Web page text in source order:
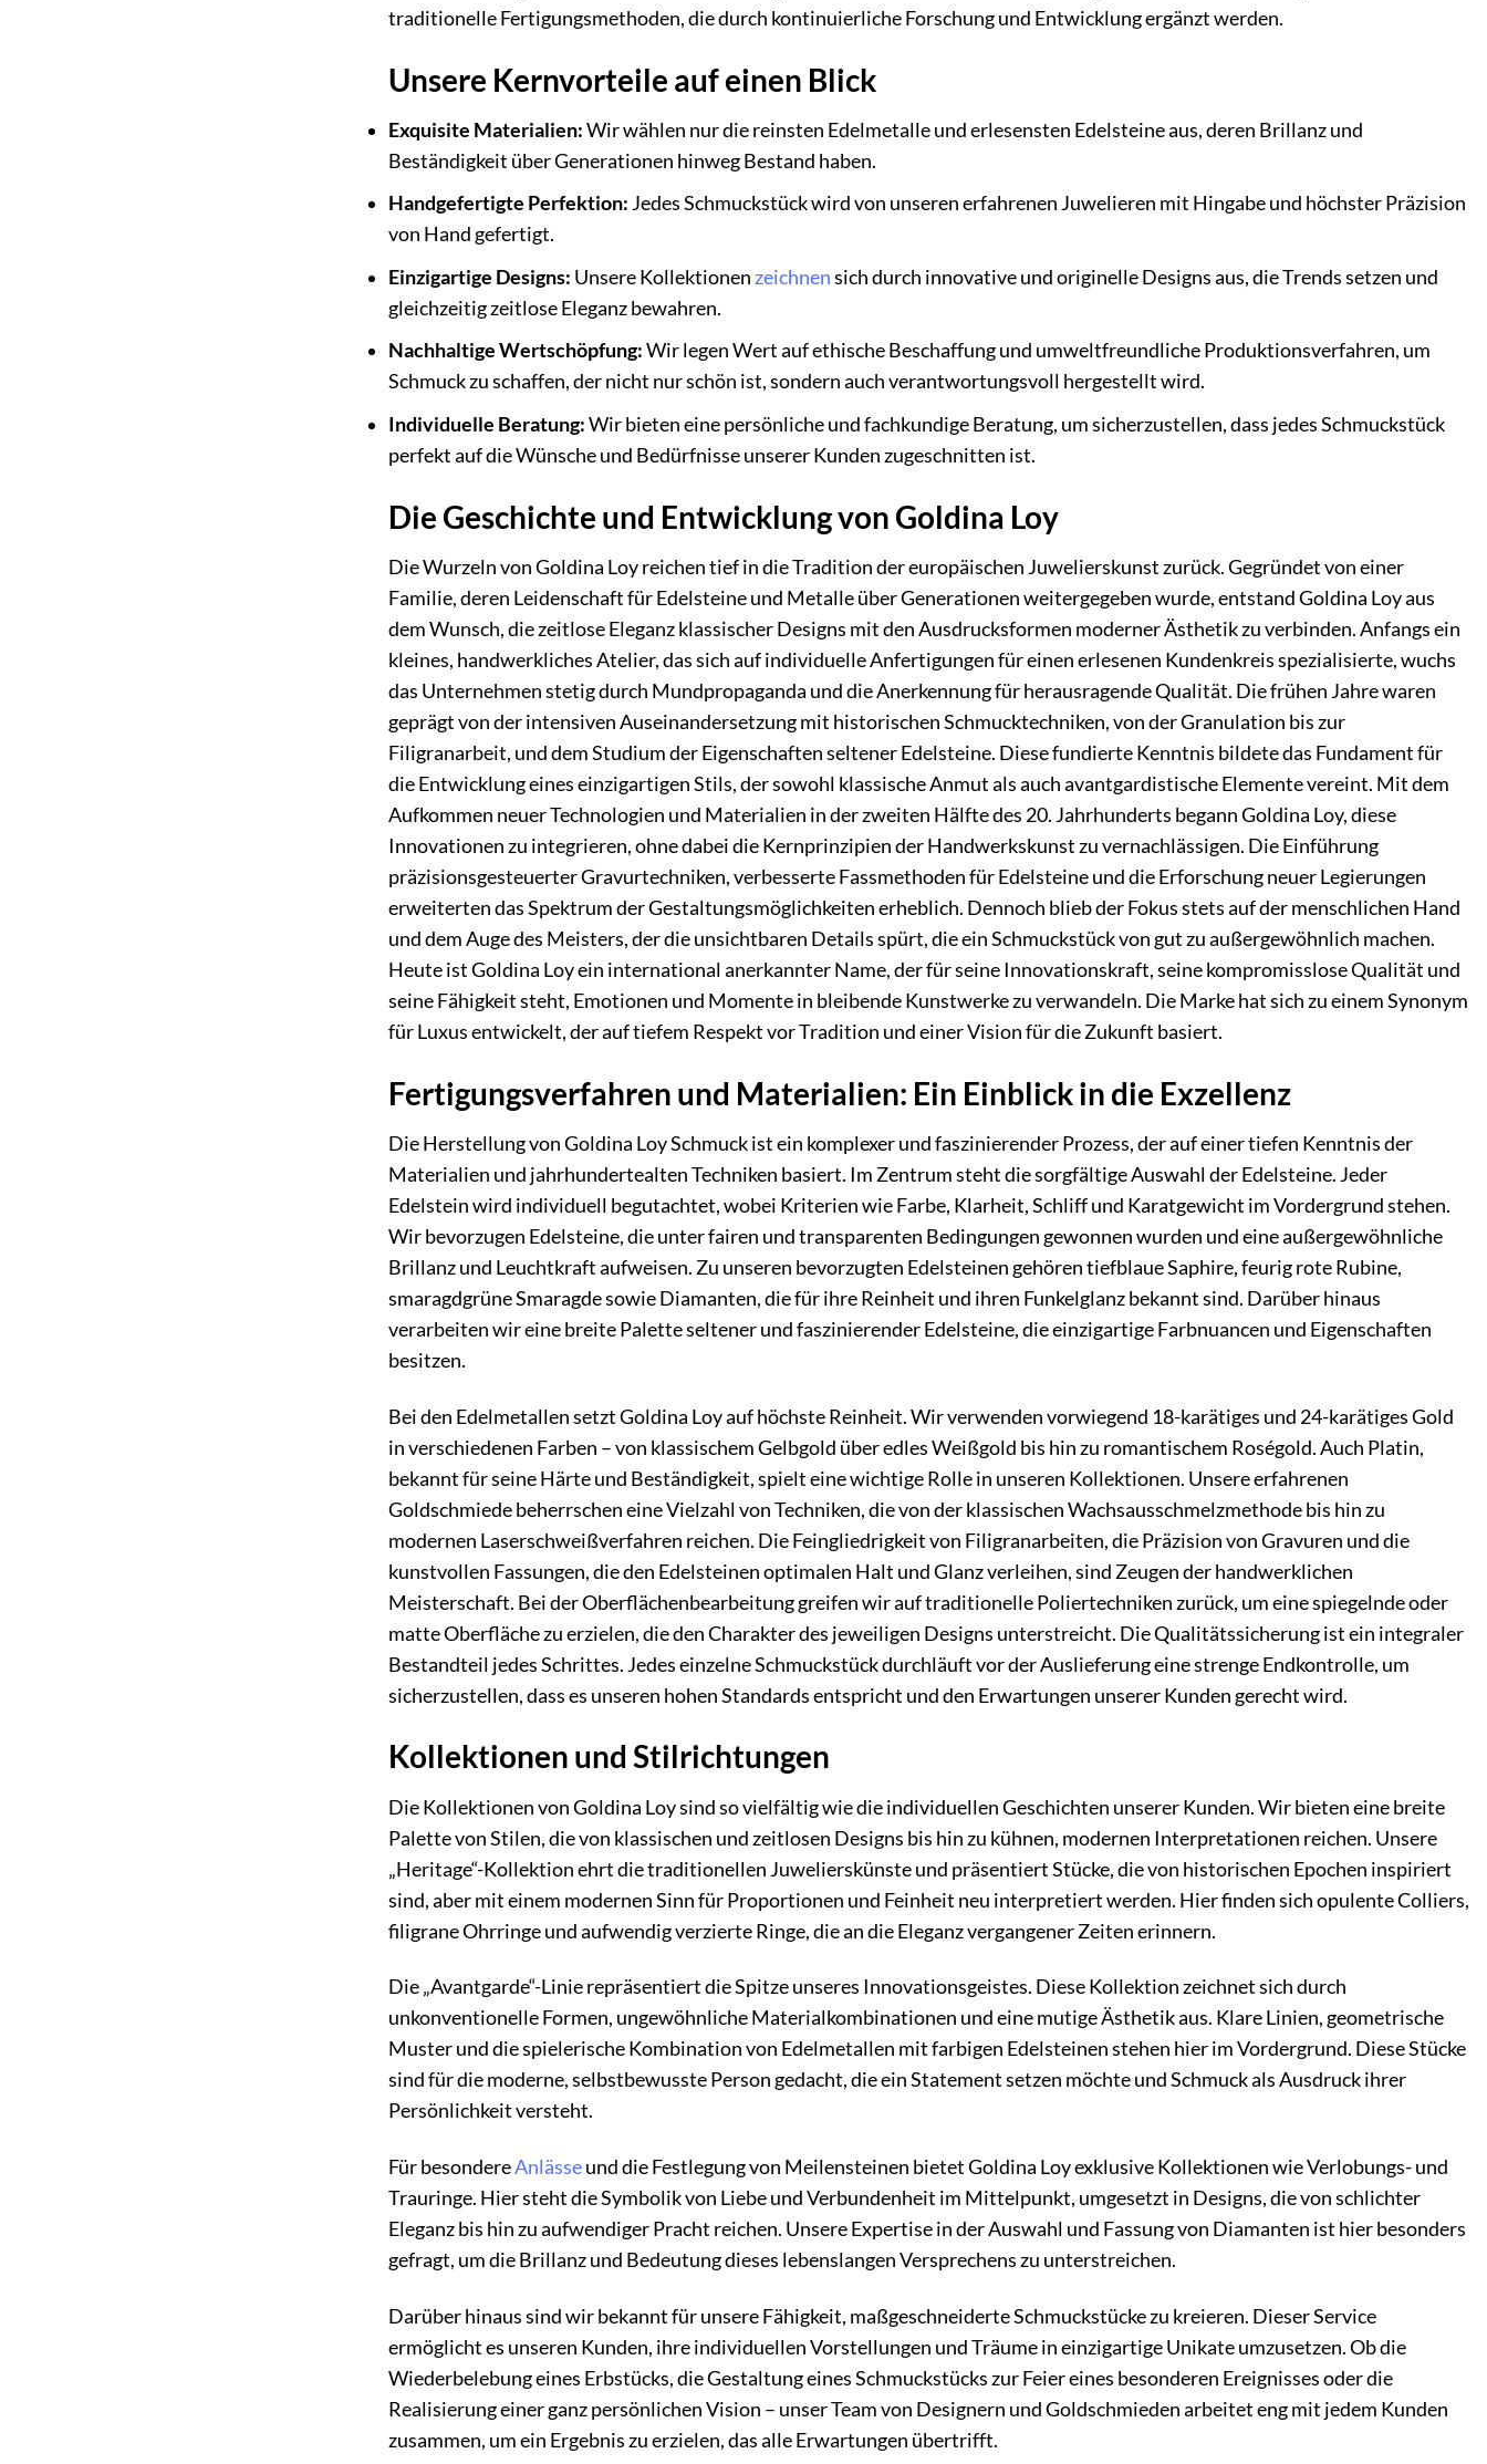
traditionelle Fertigungsmethoden, die durch kontinuierliche Forschung und Entwicklung ergänzt werden.
Unsere Kernvorteile auf einen Blick
Exquisite Materialien:Wir wählen nur die reinsten Edelmetalle und erlesensten Edelsteine aus, deren Brillanz und
Beständigkeit über Generationen hinweg Bestand haben.
Handgefertigte Perfektion: Jedes Schmuckstück wird von unseren erfahrenen Juwelieren mit Hingabe und höchster Präzision
von Hand gefertigt.
Einzigartige Designs: Unsere Kollektionen zeichnensich durch innovative und originelle Designs aus, die Trends setzen und
gleichzeitig zeitlose Eleganz bewahren.
Nachhaltige Wertschöpfung:Wir legen Wert auf ethische Beschaffung und umweltfreundliche Produktionsverfahren, um
Schmuck zu schaffen, der nicht nur schön ist, sondern auch verantwortungsvoll hergestellt wird.
Individuelle Beratung:Wir bieten eine persönliche und fachkundige Beratung, um sicherzustellen, dass jedes Schmuckstück
perfekt auf die Wünsche und Bedürfnisse unserer Kunden zugeschnitten ist.
Die Geschichte und Entwicklung von Goldina Loy
Die Wurzeln von Goldina Loy reichen tief in die Tradition der europäischen Juwelierskunst zurück. Gegründet von einer
Familie, deren Leidenschaft für Edelsteine und Metalle über Generationen weitergegeben wurde, entstand Goldina Loy aus
dem Wunsch, die zeitlose Eleganz klassischer Designs mit den Ausdrucksformen moderner Ästhetik zu verbinden. Anfangs ein
kleines, handwerkliches Atelier, das sich auf individuelle Anfertigungen für einen erlesenen Kundenkreis spezialisierte, wuchs
das Unternehmen stetig durch Mundpropaganda und die Anerkennung für herausragende Qualität. Die frühen Jahre waren
geprägt von der intensiven Auseinandersetzung mit historischen Schmucktechniken, von der Granulation bis zur
Filigranarbeit, und dem Studium der Eigenschaften seltener Edelsteine. Diese fundierte Kenntnis bildete das Fundament für
die Entwicklung eines einzigartigen Stils, der sowohl klassische Anmut als auch avantgardistische Elemente vereint. Mit dem
Aufkommen neuer Technologien und Materialien in der zweiten Hälfte des 20. Jahrhunderts begann Goldina Loy, diese
Innovationen zu integrieren, ohne dabei die Kernprinzipien der Handwerkskunst zu vernachlässigen. Die Einführung
präzisionsgesteuerter Gravurtechniken, verbesserte Fassmethoden für Edelsteine und die Erforschung neuer Legierungen
erweiterten das Spektrum der Gestaltungsmöglichkeiten erheblich. Dennoch blieb der Fokus stets auf der menschlichen Hand
und dem Auge des Meisters, der die unsichtbaren Details spürt, die ein Schmuckstück von gut zu außergewöhnlich machen.
Heute ist Goldina Loy ein international anerkannter Name, der für seine Innovationskraft, seine kompromisslose Qualität und
seine Fähigkeit steht, Emotionen und Momente in bleibende Kunstwerke zu verwandeln. Die Marke hat sich zu einem Synonym
für Luxus entwickelt, der auf tiefem Respekt vor Tradition und einer Vision für die Zukunft basiert.
Fertigungsverfahren und Materialien: Ein Einblick in die Exzellenz
Die Herstellung von Goldina Loy Schmuck ist ein komplexer und faszinierender Prozess, der auf einer tiefen Kenntnis der
Materialien und jahrhundertealten Techniken basiert. Im Zentrum steht die sorgfältige Auswahl der Edelsteine. Jeder
Edelstein wird individuell begutachtet, wobei Kriterien wie Farbe, Klarheit, Schliff und Karatgewicht im Vordergrund stehen.
Wir bevorzugen Edelsteine, die unter fairen und transparenten Bedingungen gewonnen wurden und eine außergewöhnliche
Brillanz und Leuchtkraft aufweisen. Zu unseren bevorzugten Edelsteinen gehören tiefblaue Saphire, feurig rote Rubine,
smaragdgrüne Smaragde sowie Diamanten, die für ihre Reinheit und ihren Funkelglanz bekannt sind. Darüber hinaus
verarbeiten wir eine breite Palette seltener und faszinierender Edelsteine, die einzigartige Farbnuancen und Eigenschaften
besitzen.
Bei den Edelmetallen setzt Goldina Loy auf höchste Reinheit. Wir verwenden vorwiegend 18-karätiges und 24-karätiges Gold
in verschiedenen Farben – von klassischem Gelbgold über edles Weißgold bis hin zu romantischem Roségold. Auch Platin,
bekannt für seine Härte und Beständigkeit, spielt eine wichtige Rolle in unseren Kollektionen. Unsere erfahrenen
Goldschmiede beherrschen eine Vielzahl von Techniken, die von der klassischen Wachsausschmelzmethode bis hin zu
modernen Laserschweißverfahren reichen. Die Feingliedrigkeit von Filigranarbeiten, die Präzision von Gravuren und die
kunstvollen Fassungen, die den Edelsteinen optimalen Halt und Glanz verleihen, sind Zeugen der handwerklichen
Meisterschaft. Bei der Oberflächenbearbeitung greifen wir auf traditionelle Poliertechniken zurück, um eine spiegelnde oder
matte Oberfläche zu erzielen, die den Charakter des jeweiligen Designs unterstreicht. Die Qualitätssicherung ist ein integraler
Bestandteil jedes Schrittes. Jedes einzelne Schmuckstück durchläuft vor der Auslieferung eine strenge Endkontrolle, um
sicherzustellen, dass es unseren hohen Standards entspricht und den Erwartungen unserer Kunden gerecht wird.
Kollektionen und Stilrichtungen
Die Kollektionen von Goldina Loy sind so vielfältig wie die individuellen Geschichten unserer Kunden. Wir bieten eine breite
Palette von Stilen, die von klassischen und zeitlosen Designs bis hin zu kühnen, modernen Interpretationen reichen. Unsere
„Heritage“-Kollektion ehrt die traditionellen Juwelierskünste und präsentiert Stücke, die von historischen Epochen inspiriert
sind, aber mit einem modernen Sinn für Proportionen und Feinheit neu interpretiert werden. Hier finden sich opulente Colliers,
filigrane Ohrringe und aufwendig verzierte Ringe, die an die Eleganz vergangener Zeiten erinnern.
Die „Avantgarde“-Linie repräsentiert die Spitze unseres Innovationsgeistes. Diese Kollektion zeichnet sich durch
unkonventionelle Formen, ungewöhnliche Materialkombinationen und eine mutige Ästhetik aus. Klare Linien, geometrische
Muster und die spielerische Kombination von Edelmetallen mit farbigen Edelsteinen stehen hier im Vordergrund. Diese Stücke
sind für die moderne, selbstbewusste Person gedacht, die ein Statement setzen möchte und Schmuck als Ausdruck ihrer
Persönlichkeit versteht.
Für besondereAnlässeund die Festlegung von Meilensteinen bietet Goldina Loy exklusive Kollektionen wie Verlobungs- und
Trauringe. Hier steht die Symbolik von Liebe und Verbundenheit im Mittelpunkt, umgesetzt in Designs, die von schlichter
Eleganz bis hin zu aufwendiger Pracht reichen. Unsere Expertise in der Auswahl und Fassung von Diamanten ist hier besonders
gefragt, um die Brillanz und Bedeutung dieses lebenslangen Versprechens zu unterstreichen.
Darüber hinaus sind wir bekannt für unsere Fähigkeit, maßgeschneiderte Schmuckstücke zu kreieren. Dieser Service
ermöglicht es unseren Kunden, ihre individuellen Vorstellungen und Träume in einzigartige Unikate umzusetzen. Ob die
Wiederbelebung eines Erbstücks, die Gestaltung eines Schmuckstücks zur Feier eines besonderen Ereignisses oder die
Realisierung einer ganz persönlichen Vision – unser Team von Designern und Goldschmieden arbeitet eng mit jedem Kunden
zusammen, um ein Ergebnis zu erzielen, das alle Erwartungen übertrifft.